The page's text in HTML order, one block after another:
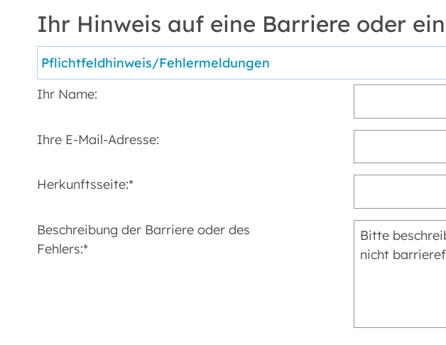
Ihr Hinweis auf eine Barriere oder
Ihr Name:
Ihre E-Mail-Adresse:
Herkunftsseite:*
Beschreibung der Barriere oder des
Fehlers:*